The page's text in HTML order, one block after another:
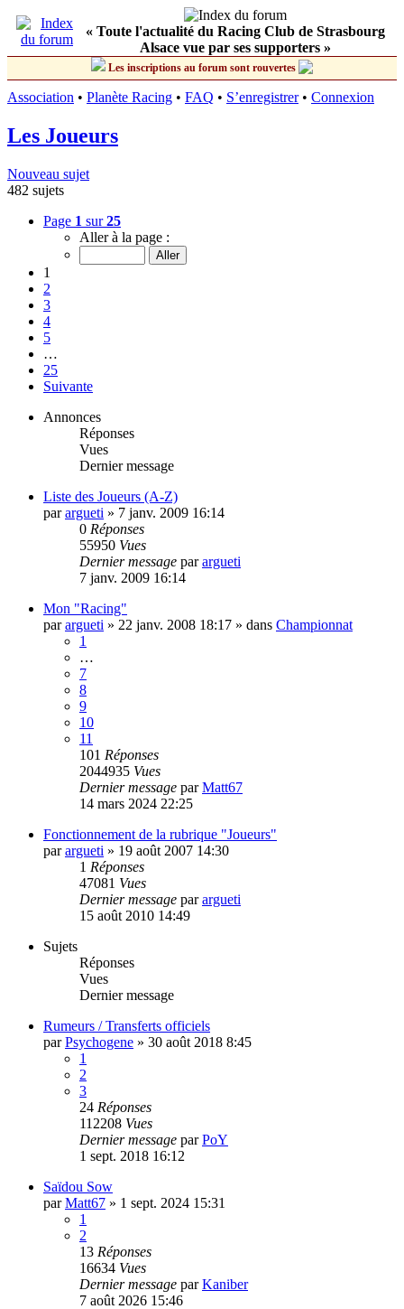
« Toute l'actualité du Racing Club de Strasbourg
Alsace vue par ses supporters »
Les inscriptions au forum sont rouvertes
Association • Planète Racing • FAQ • S’enregistrer• Connexion
Les Joueurs
Nouveau sujet
482 sujets
Page 1 sur25
Aller à la page :
1
2
3
4
5
…
25
Suivante
Annonces
Réponses
Vues
Dernier message
Liste des Joueurs (A-Z)
parargueti » 7 janv. 2009 16:14
0 Réponses
55950 Vues
Dernier message parargueti
7 janv. 2009 16:14
Mon "Racing"
parargueti » 22 janv. 2008 18:17 » dans Championnat
1
…
7
8
9
10
11
101 Réponses
2044935 Vues
Dernier message parMatt67
14 mars 2024 22:25
Fonctionnement de la rubrique "Joueurs"
parargueti » 19 août 2007 14:30
1 Réponses
47081 Vues
Dernier message parargueti
15 août 2010 14:49
Sujets
Réponses
Vues
Dernier message
Rumeurs / Transferts officiels
parPsychogene » 30 août 2018 8:45
1
2
3
24 Réponses
112208 Vues
Dernier message parPoY
1 sept. 2018 16:12
Saïdou Sow
parMatt67 » 1 sept. 2024 15:31
1
2
13 Réponses
16634 Vues
Dernier message parKaniber
7 août 2026 15:46